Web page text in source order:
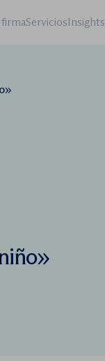
firmaServiciosInsights